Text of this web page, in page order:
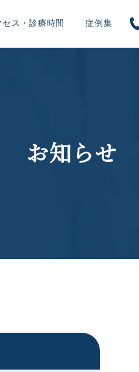
セス・診療時間 症例集
お知らせ